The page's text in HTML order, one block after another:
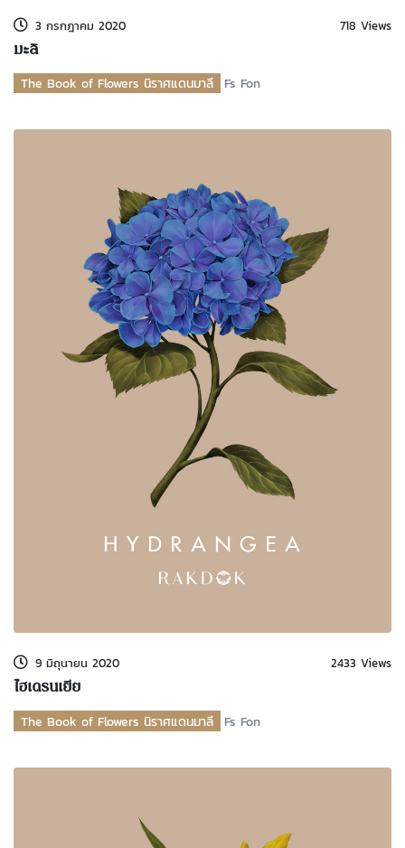
3 กรกฎาคม 2020 718 Views
มะลิ
The Book of Flowers นิราศแดนมาลี Fs Fon
9 มิถุนายน 2020 2433 Views
ไฮเดรนเยีย
The Book of Flowers นิราศแดนมาลี Fs Fon